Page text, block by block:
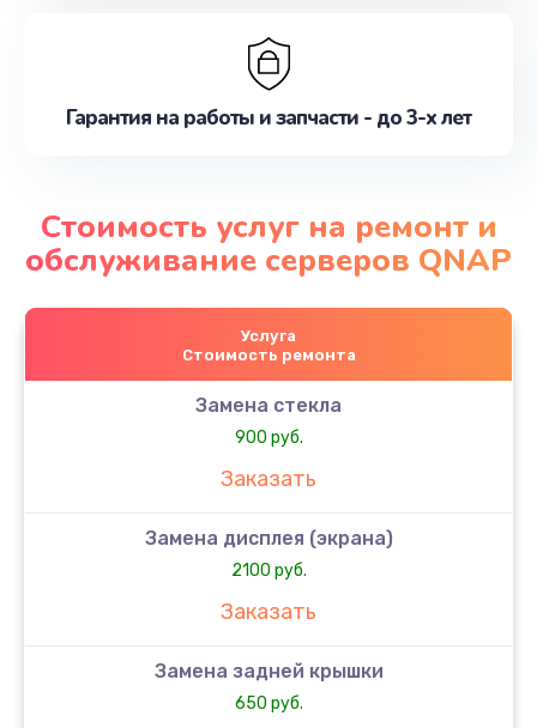
Гарантия на работы и запчасти - до 3-х лет
Стоимость услуг на ремонт и
обслуживание серверов QNAP
Услуга
Стоимость ремонта
Замена стекла
900 руб.
Заказать
Замена дисплея (экрана)
2100 руб.
Заказать
Замена задней крышки
650 руб.